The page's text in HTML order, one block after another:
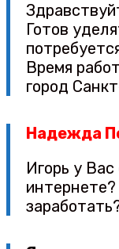
Готов
Время
город
Надежда
Игорь у